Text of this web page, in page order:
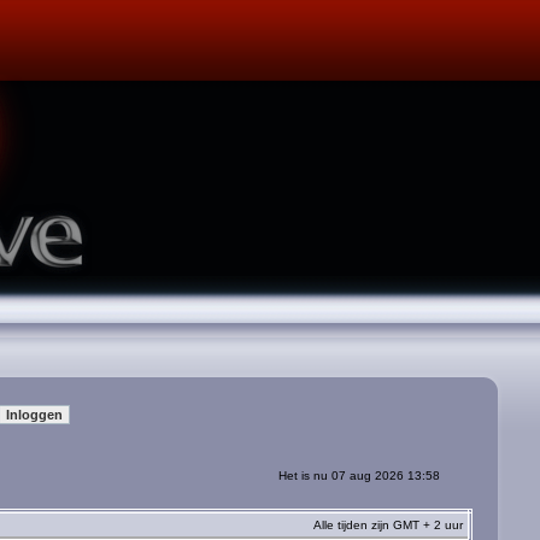
Het is nu 07 aug 2026 13:58
Alle tijden zijn GMT + 2 uur